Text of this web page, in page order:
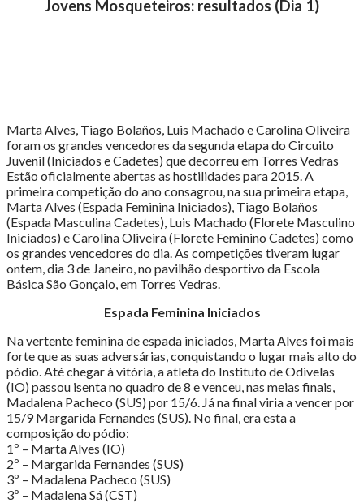
Mosqueteiros
de
2015"
Jovens Mosqueteiros: resultados (Dia 1)
Marta Alves, Tiago Bolaños, Luis Machado e Carolina Oliveira
foram os grandes vencedores da segunda etapa do Circuito
Juvenil (Iniciados e Cadetes) que decorreu em Torres Vedras
Estão oficialmente abertas as hostilidades para 2015. A
primeira competição do ano consagrou, na sua primeira etapa,
Marta Alves (Espada Feminina Iniciados), Tiago Bolaños
(Espada Masculina Cadetes), Luis Machado (Florete Masculino
Iniciados) e Carolina Oliveira (Florete Feminino Cadetes) como
os grandes vencedores do dia. As competições tiveram lugar
ontem, dia 3 de Janeiro, no pavilhão desportivo da Escola
Básica São Gonçalo, em Torres Vedras.
Espada Feminina Iniciados
Na vertente feminina de espada iniciados, Marta Alves foi mais
forte que as suas adversárias, conquistando o lugar mais alto do
pódio. Até chegar à vitória, a atleta do Instituto de Odivelas
(IO) passou isenta no quadro de 8 e venceu, nas meias finais,
Madalena Pacheco (SUS) por 15/6. Já na final viria a vencer por
15/9 Margarida Fernandes (SUS). No final, era esta a
composição do pódio:
1º – Marta Alves (IO)
2º – Margarida Fernandes (SUS)
3º – Madalena Pacheco (SUS)
3º – Madalena Sá (CST)